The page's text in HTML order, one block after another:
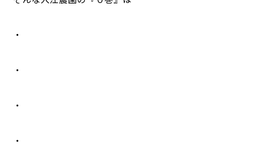
・
・
・
・